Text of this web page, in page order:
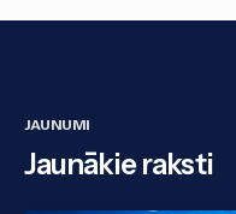
JAUNUMI
Jaunākie raksti